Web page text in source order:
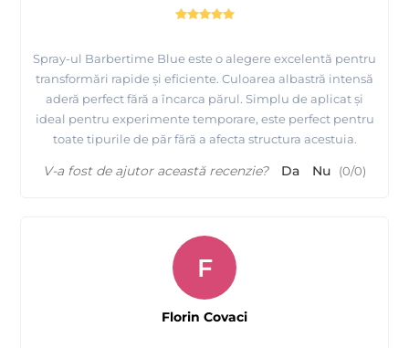
Spray-ul Barbertime Blue este o alegere excelentă pentru
transformări rapide și eficiente. Culoarea albastră intensă
aderă perfect fără a încarca părul. Simplu de aplicat și
ideal pentru experimente temporare, este perfect pentru
toate tipurile de păr fără a afecta structura acestuia.
V-a fost de ajutor această recenzie? Da Nu (0/0)
F
Florin Covaci